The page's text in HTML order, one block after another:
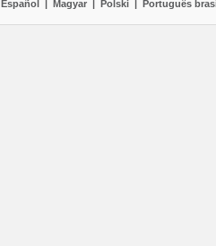
Español | Magyar | Polski | Português